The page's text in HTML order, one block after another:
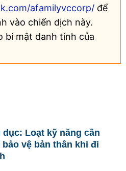
afamilyvccorp/ để
vào chiến dịch này.
bí mật danh tính của
Loạt kỹ năng cần
vệ bản thân khi đi